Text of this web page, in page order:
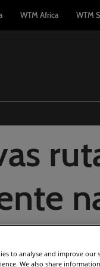
WTM Africa WTM
to analyse and improve
We also share